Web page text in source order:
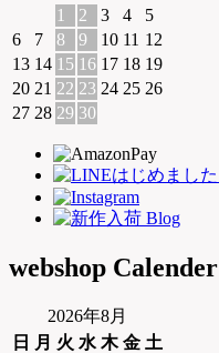
1
2 3 4
5
6
7 8 9 10 11 12
13 14 15 16 17 18 19
20 21 22 23 24 25 26
27 28 29 30
webshop Calender
2026年8月
日
月 火 水 木 金 土